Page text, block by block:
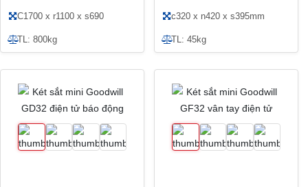
C1700 x r1100 x s690
TL: 800kg
c320 x n420 x s395mm
TL: 45kg